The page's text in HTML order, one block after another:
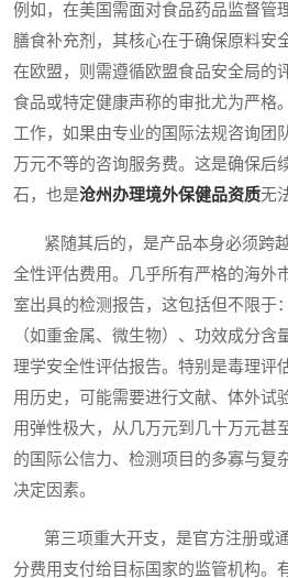
例如，在美国需面对食品药品监督管
膳食补充剂，其核心在于确保原料安
在欧盟，则需遵循欧盟食品安全局的
食品或特定健康声称的审批尤为严格
工作，如果由专业的国际法规咨询团
万元不等的咨询服务费。这是确保后
石，也是沧州办理境外保健品资质无
紧随其后的，是产品本身必须跨
全性评估费用。几乎所有严格的海外
室出具的检测报告，这包括但不限于
（如重金属、微生物）、功效成分
理学安全性评估报告。特别是毒理评
用历史，可能需要进行文献、体外试
用弹性极大，从几万元到几十万元甚
的国际公信力、检测项目的多寡与复
决定因素。
第三项重大开支，是官方注册或
分费用支付给目标国家的监管机构。